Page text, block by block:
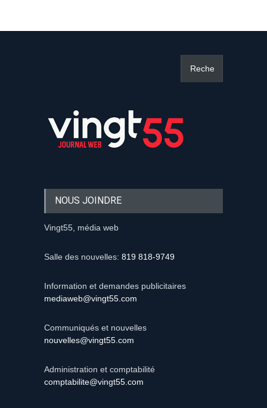
NOUS JOINDRE
Vingt55, média web
Salle des nouvelles: 819 818-9749
Information et demandes publicitaires
mediaweb@vingt55.com
Communiqués et nouvelles
nouvelles@vingt55.com
Administration et comptabilité
comptabilite@vingt55.com